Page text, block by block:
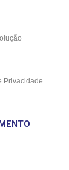
Privacidade